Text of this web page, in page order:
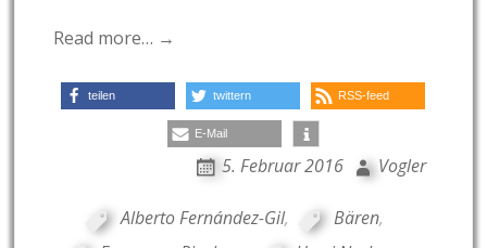
Read more… →
teilen twittern RSS-feed
E-Mail
5. Februar 2016 Vogler
Alberto Fernández-Gil, Bären,